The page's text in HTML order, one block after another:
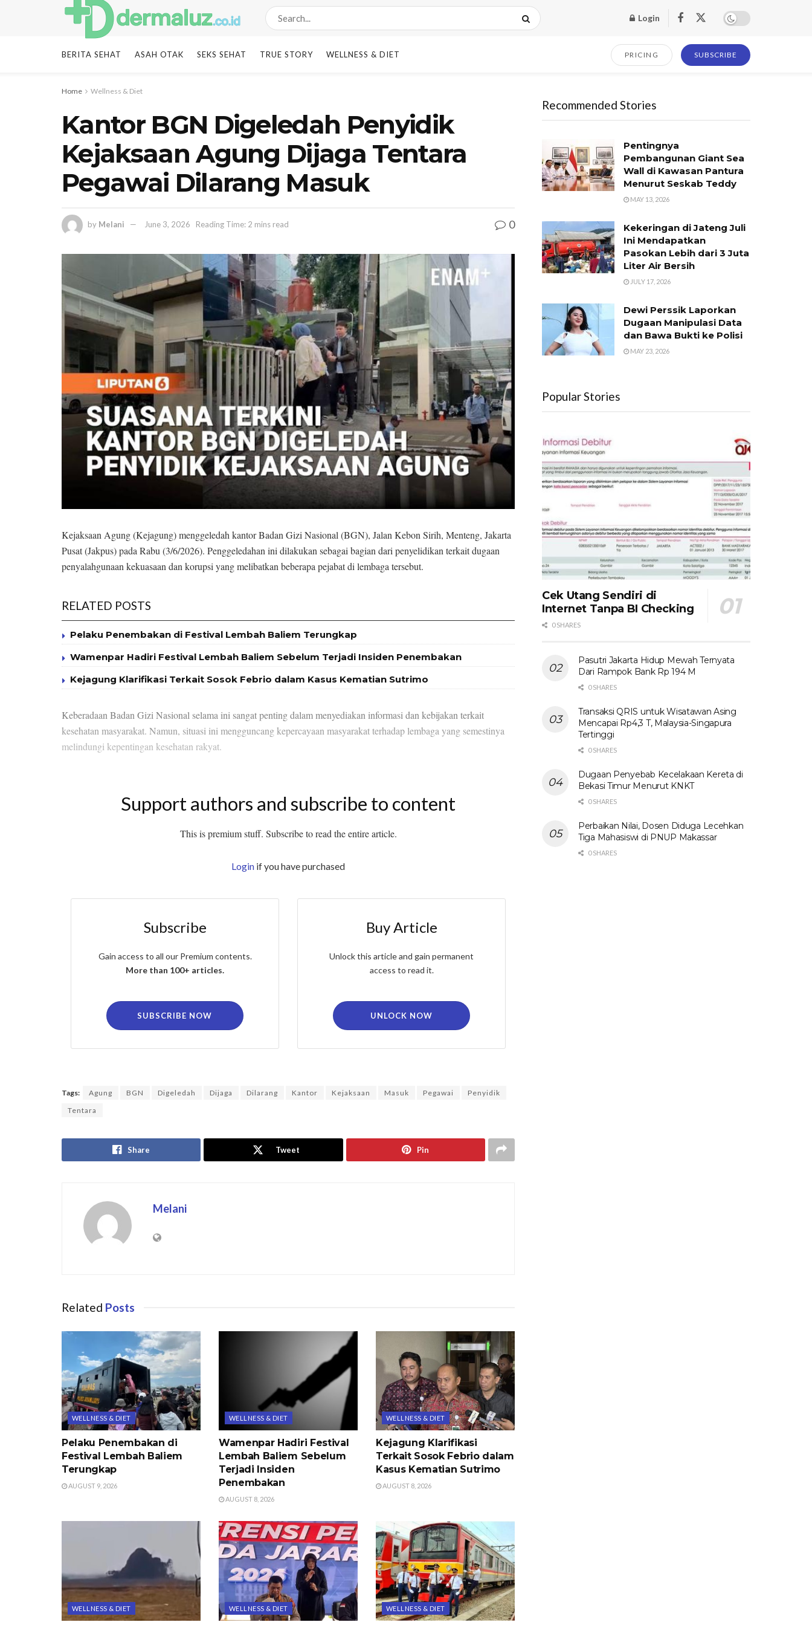
Login
BERITA SEHAT ASAH OTAK SEKS SEHAT TRUE STORY WELLNESS & DIET PRICING SUBSCRIBE
Home Wellness & Diet
Kantor BGN Digeledah Penyidik
Kejaksaan Agung Dijaga Tentara
Pegawai Dilarang Masuk
by Melani June 3, 2026 Reading Time: 2 mins read 0
Kejaksaan Agung (Kejagung) menggeledah kantor Badan Gizi Nasional (BGN), Jalan Kebon Sirih, Menteng, Jakarta
Pusat (Jakpus) pada Rabu (3/6/2026). Penggeledahan ini dilakukan sebagai bagian dari penyelidikan terkait dugaan
penyalahgunaan kekuasaan dan korupsi yang melibatkan beberapa pejabat di lembaga tersebut.
RELATED POSTS
Pelaku Penembakan di Festival Lembah Baliem Terungkap
Wamenpar Hadiri Festival Lembah Baliem Sebelum Terjadi Insiden Penembakan
Kejagung Klarifikasi Terkait Sosok Febrio dalam Kasus Kematian Sutrimo
Keberadaan Badan Gizi Nasional selama ini sangat penting dalam menyediakan informasi dan kebijakan terkait
kesehatan masyarakat. Namun, situasi ini mengguncang kepercayaan masyarakat terhadap lembaga yang semestinya
melindungi kepentingan kesehatan rakyat.
Support authors and subscribe to content
This is premium stuff. Subscribe to read the entire article.
Login if you have purchased
Subscribe
Gain access to all our Premium contents.
More than 100+ articles.
SUBSCRIBE NOW
Buy Article
Unlock this article and gain permanent
access to read it.
UNLOCK NOW
Tags: Agung BGN Digeledah Dijaga Dilarang Kantor Kejaksaan Masuk Pegawai
Penyidik
Tentara
Share Tweet Pin
Melani
Related Posts
WELLNESS & DIET
Pelaku Penembakan di
Festival Lembah Baliem
Terungkap
AUGUST 9, 2026
WELLNESS & DIET
Wamenpar Hadiri Festival
Lembah Baliem Sebelum
Terjadi Insiden
Penembakan
AUGUST 8, 2026
WELLNESS & DIET
Kejagung Klarifikasi
Terkait Sosok Febrio dalam
Kasus Kematian Sutrimo
AUGUST 8, 2026
WELLNESS & DIET WELLNESS & DIET WELLNESS & DIET
Recommended Stories
Pentingnya
Pembangunan Giant Sea
Wall di Kawasan Pantura
Menurut Seskab Teddy
MAY 13, 2026
Kekeringan di Jateng Juli
Ini Mendapatkan
Pasokan Lebih dari 3 Juta
Liter Air Bersih
JULY 17, 2026
Dewi Perssik Laporkan
Dugaan Manipulasi Data
dan Bawa Bukti ke Polisi
MAY 23, 2026
Popular Stories
Cek Utang Sendiri di
Internet Tanpa BI Checking
0 SHARES
Pasutri Jakarta Hidup Mewah Ternyata
Dari Rampok Bank Rp 194 M
0 SHARES
Transaksi QRIS untuk Wisatawan Asing
Mencapai Rp4,3 T, Malaysia-Singapura
Tertinggi
0 SHARES
Dugaan Penyebab Kecelakaan Kereta di
Bekasi Timur Menurut KNKT
0 SHARES
Perbaikan Nilai, Dosen Diduga Lecehkan
Tiga Mahasiswi di PNUP Makassar
0 SHARES